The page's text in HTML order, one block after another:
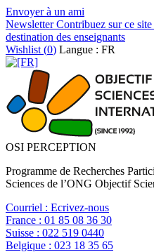
Envoyer à un ami
NewsletterContribuez sur ce site
destination des enseignants
Wishlist (0) Langue : FR
OSI PERCEPTION
Programme de Recherches
Sciences de l’ONG Objectif
Courriel : Ecrivez-nous
France : 01 85 08 36 30
Suisse : 022 519 0440
Belgique : 023 18 35 65